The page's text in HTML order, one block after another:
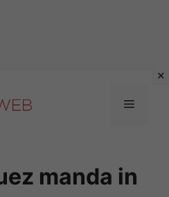
Menu
manda in